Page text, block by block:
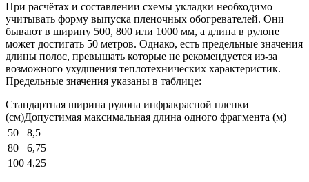
При расчётах и составлении схемы укладки необходимо
учитывать форму выпуска пленочных обогревателей. Они
бывают в ширину 500, 800 или 1000 мм, а длина в рулоне
может достигать 50 метров. Однако, есть предельные значения
длины полос, превышать которые не рекомендуется из-за
возможного ухудшения теплотехнических характеристик.
Предельные значения указаны в таблице:
Стандартная ширина рулона инфракрасной пленки
(см)Допустимая максимальная длина одного фрагмента (м)
50
8,5
80
6,75
100 4,25